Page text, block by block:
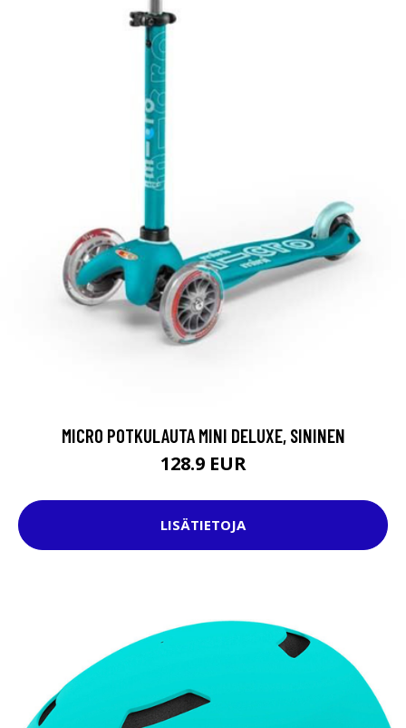
MICRO POTKULAUTA MINI DELUXE, SININEN
128.9 EUR
LISÄTIETOJA